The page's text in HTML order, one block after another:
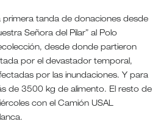
primera tanda de donaciones desde
Señora del Pilar” al Polo
desde donde partieron
por el devastador temporal,
por las inundaciones. Y para
de 3500 kg de alimento. El resto de
con el Camión USAL